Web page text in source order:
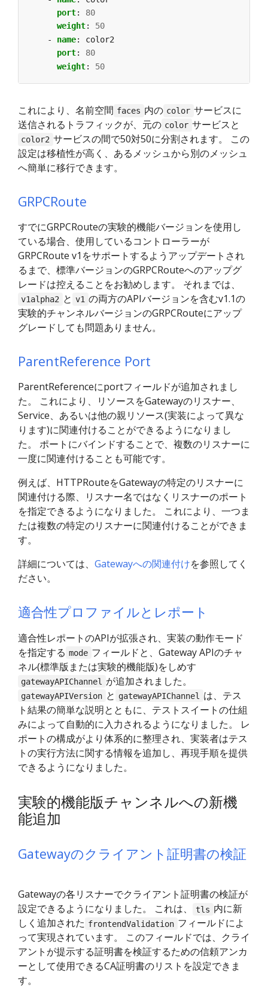
port:
80
weight:
50
- name:
color2
port:
80
weight: 50
これにより、名前空間 faces 内の color サービスに
送信されるトラフィックが、元の color サービスと
color2 サービスの間で50対50に分割されます。 この
設定は移植性が高く、あるメッシュから別のメッシュ
へ簡単に移行できます。
GRPCRoute
すでにGRPCRouteの実験的機能バージョンを使用し
ている場合、使用しているコントローラーが
GRPCRoute v1をサポートするようアップデートされ
るまで、標準バージョンのGRPCRouteへのアップグ
レードは控えることをお勧めします。 それまでは、
v1alpha2 と v1 の両方のAPIバージョンを含むv1.1の
実験的チャンネルバージョンのGRPCRouteにアップ
グレードしても問題ありません。
ParentReference Port
ParentReferenceにportフィールドが追加されまし
た。 これにより、リソースをGatewayのリスナー、
Service、あるいは他の親リソース(実装によって異な
ります)に関連付けることができるようになりまし
た。 ポートにバインドすることで、複数のリスナーに
一度に関連付けることも可能です。
例えば、HTTPRouteをGatewayの特定のリスナーに
関連付ける際、リスナー名ではなくリスナーのポート
を指定できるようになりました。 これにより、一つま
たは複数の特定のリスナーに関連付けることができま
す。
詳細については、 Gatewayへの関連付けを参照してく
ださい。
適合性プロファイルとレポート
適合性レポートのAPIが拡張され、実装の動作モード
を指定する mode フィールドと、Gateway APIのチャ
ネル(標準版または実験的機能版)をしめす
gatewayAPIChannel が追加されました。
gatewayAPIVersion と gatewayAPIChannel
は、テス
ト結果の簡単な説明とともに、テストスイートの仕組
みによって自動的に入力されるようになりました。 レ
ポートの構成がより体系的に整理され、実装者はテス
トの実行方法に関する情報を追加し、再現手順を提供
できるようになりました。
実験的機能版チャンネルへの新機
能追加
Gatewayのクライアント証明書の検証
Gatewayの各リスナーでクライアント証明書の検証が
設定できるようになりました。 これは、
tls 内に新
しく追加された frontendValidation フィールドによ
って実現されています。 このフィールドでは、クライ
アントが提示する証明書を検証するための信頼アンカ
ーとして使用できるCA証明書のリストを設定できま
す。